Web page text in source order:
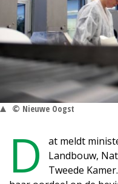
© Nieuwe Oogst
D
at meldt
Landbouw,
Tweede